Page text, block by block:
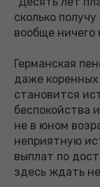
сколько
вообще ничего
Германская
даже
становится
беспокойства
не в юном
неприятную
выплат по
здесь ждать